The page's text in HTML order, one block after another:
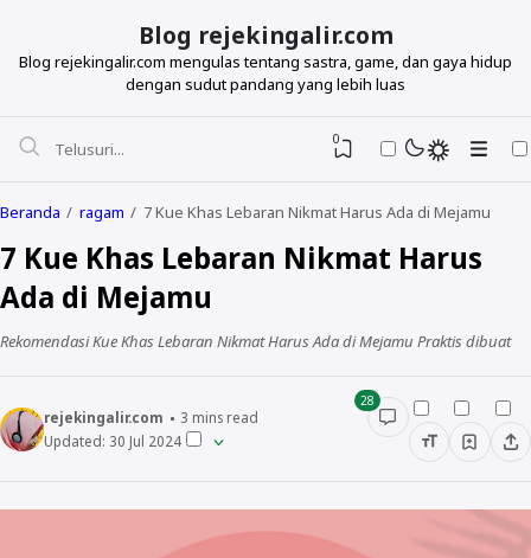
Blog rejekingalir.com
Blog rejekingalir.com mengulas tentang sastra, game, dan gaya hidup
dengan sudut pandang yang lebih luas
0
Beranda ragam 7 Kue Khas Lebaran Nikmat Harus Ada di Mejamu
7 Kue Khas Lebaran Nikmat Harus
Ada di Mejamu
Rekomendasi Kue Khas Lebaran Nikmat Harus Ada di Mejamu Praktis dibuat
rejekingalir.com 3 mins read
Updated: 30 Jul 2024
28